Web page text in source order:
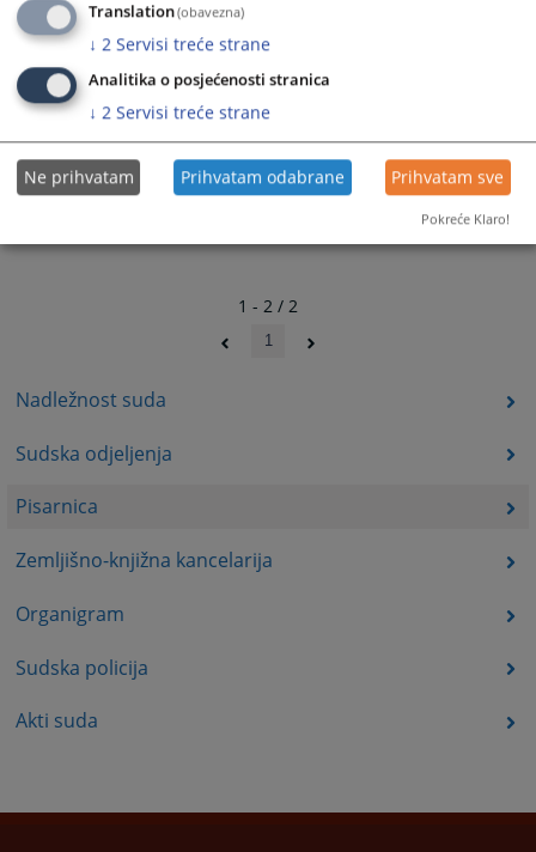
Nadležnost suda
Sudska odjeljenja
Pisarnica
Zemljišno-knjižna kancelarija
Organigram
Sudska policija
Akti suda
1806
1 - 2 / 2
1
Translation(obavezna)
↓ 2 Servisi treće strane
Analitika o posjećenosti stranica
↓ 2 Servisi treće strane
Ne prihvatam Prihvatam odabrane Prihvatam sve
Pokreće Klaro!